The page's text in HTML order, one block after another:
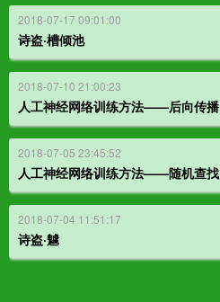
2018-07-17 09:01:00
诗盗·槽倾池
2018-07-10 21:00:23
人工神经网络训练方法——后向传播
2018-07-05 23:45:52
人工神经网络训练方法——随机查找
2018-07-04 11:51:17
诗盗·魖